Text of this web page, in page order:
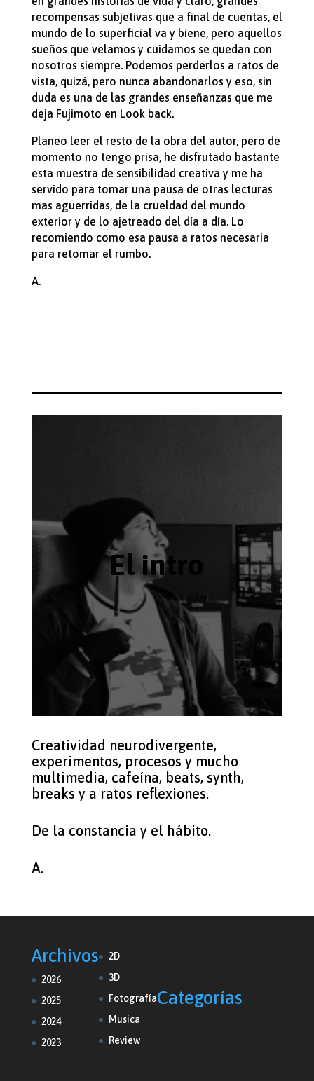
recompensas subjetivas que a final de cuentas, el
mundo de lo superficial va y biene, pero aquellos
sueños que velamos y cuidamos se quedan con
nosotros siempre. Podemos perderlos a ratos de
vista, quizá, pero nunca abandonarlos y eso, sin
duda es una de las grandes enseñanzas que me
deja Fujimoto en Look back.
Planeo leer el resto de la obra del autor, pero de
momento no tengo prisa, he disfrutado bastante
esta muestra de sensibilidad creativa y me ha
servido para tomar una pausa de otras lecturas
mas aguerridas, de la crueldad del mundo
exterior y de lo ajetreado del día a día. Lo
recomiendo como esa pausa a ratos necesaria
para retomar el rumbo.
A.
El intro
Creatividad neurodivergente,
experimentos, procesos y mucho
multimedia, cafeína, beats, synth,
breaks y a ratos reflexiones.
De la constancia y el hábito.
A.
Archivos
2026
2025
2024
2023
2D
3D
Fotografía
Musica
Review
Categorías